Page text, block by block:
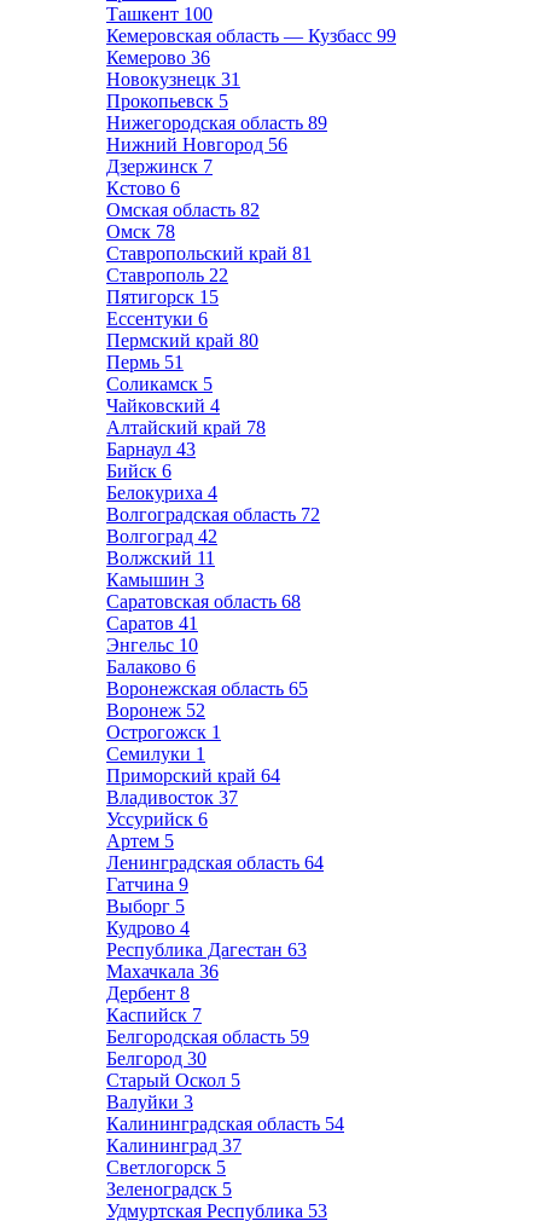
Ташкент 100
Кемеровская область — Кузбасс 99
Кемерово 36
Новокузнецк 31
Прокопьевск 5
Нижегородская область 89
Нижний Новгород 56
Дзержинск 7
Кстово 6
Омская область 82
Омск 78
Ставропольский край 81
Ставрополь 22
Пятигорск 15
Ессентуки 6
Пермский край 80
Пермь 51
Соликамск 5
Чайковский 4
Алтайский край 78
Барнаул 43
Бийск 6
Белокуриха 4
Волгоградская область 72
Волгоград 42
Волжский 11
Камышин 3
Саратовская область 68
Саратов 41
Энгельс 10
Балаково 6
Воронежская область 65
Воронеж 52
Острогожск 1
Семилуки 1
Приморский край 64
Владивосток 37
Уссурийск 6
Артем 5
Ленинградская область 64
Гатчина 9
Выборг 5
Кудрово 4
Республика Дагестан 63
Махачкала 36
Дербент 8
Каспийск 7
Белгородская область 59
Белгород 30
Старый Оскол 5
Валуйки 3
Калининградская область 54
Калининград 37
Светлогорск 5
Зеленоградск 5
Удмуртская Республика 53